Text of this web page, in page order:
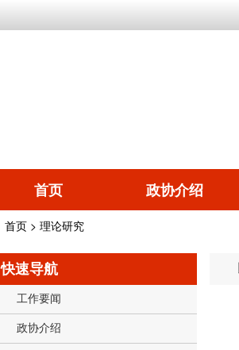
首页 政协介绍
首页 > 理论研究
快速导航
工作要闻
政协介绍